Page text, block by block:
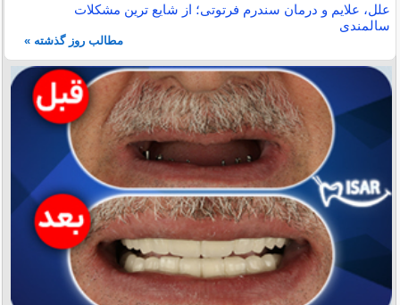
علل، علایم و درمان سندرم فرتوتی؛ از شایع ترین مشکلات
سالمندی
مطالب روز گذشته »